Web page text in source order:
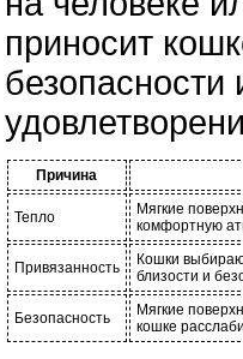
приносит
безопасности
Причина
Тепло
Мягкие
комфортную
Привязанность
Кошки
близости и
Безопасность
Мягкие
кошке